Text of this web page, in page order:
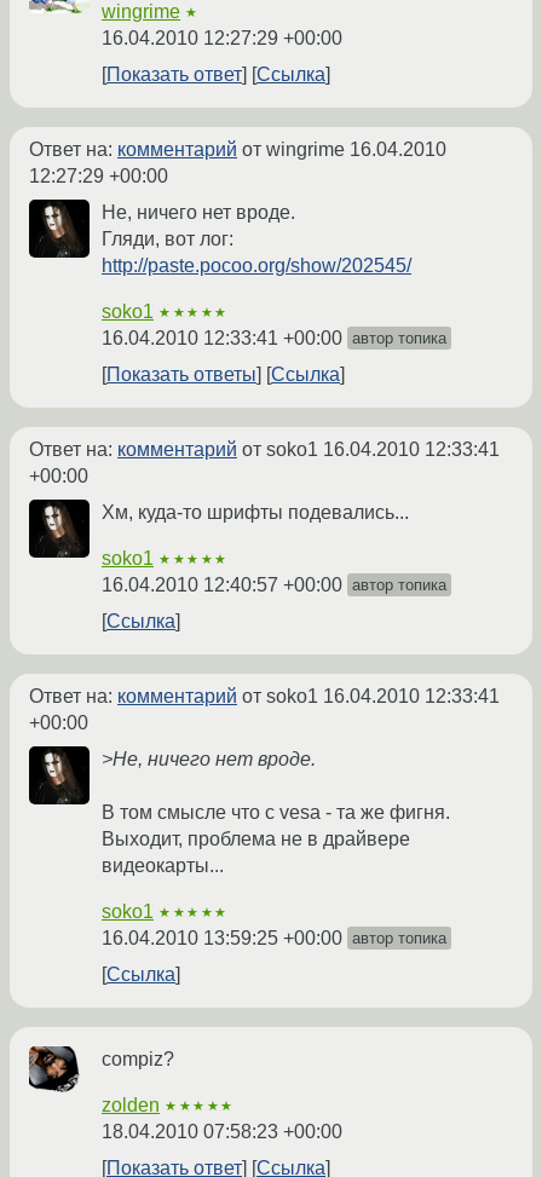
wingrime ★
16.04.2010 12:27:29 +00:00
Показать ответ
Ссылка
Ответ на: комментарий от wingrime 16.04.2010
12:27:29 +00:00
Не, ничего нет вроде.
Гляди, вот лог:
http://paste.pocoo.org/show/202545/
soko1 ★★★★★
16.04.2010 12:33:41 +00:00 автор топика
Показать ответы Ссылка
Ответ на: комментарий от soko1 16.04.2010 12:33:41
+00:00
Хм, куда-то шрифты подевались...
soko1 ★★★★★
16.04.2010 12:40:57 +00:00 автор топика
Ссылка
Ответ на: комментарий от soko1 16.04.2010 12:33:41
+00:00
>Не, ничего нет вроде.
В том смысле что с vesa - та же фигня.
Выходит, проблема не в драйвере
видеокарты...
soko1 ★★★★★
16.04.2010 13:59:25 +00:00 автор топика
Ссылка
compiz?
zolden ★★★★★
18.04.2010 07:58:23 +00:00
Показать ответ
Ссылка